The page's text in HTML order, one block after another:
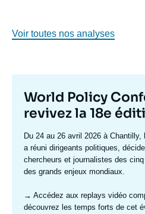
Voir toutes nos analyses
Titre
mis
en
avant
World Policy
revivez la 18e
Texte
accroche
Du 24 au 26 avril 2026 à
a réuni dirigeants politiques,
chercheurs et journalistes des
des grands enjeux mondiaux.
→ Accédez aux replays vidéo
découvrez les temps forts de cet